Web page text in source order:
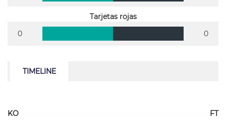
Tarjetas rojas
0
0
TIMELINE
KO FT